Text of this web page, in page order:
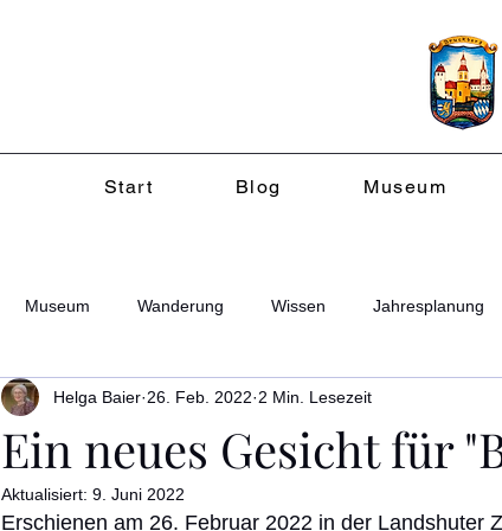
Start Blog Museum
Museum Wanderung Wissen Jahresplanung
Ein neues Gesicht für
Helga Baier 26. Feb. 2022 2 Min. Lesezeit
Aktualisiert: 9. Juni 2022
Erschienen am 26. Februar 2022 in der Landshuter